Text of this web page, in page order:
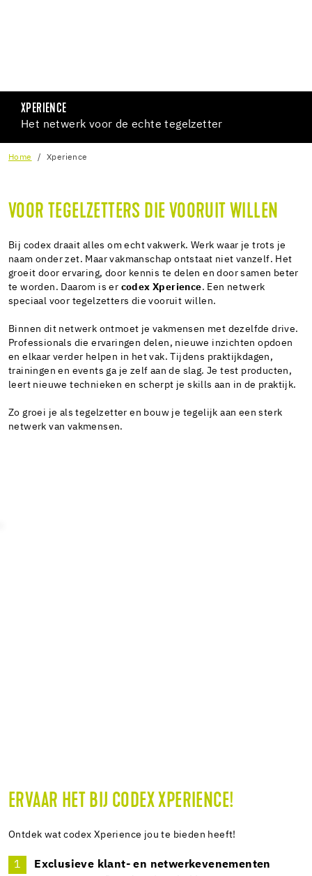
XPERIENCE
Het netwerk voor de echte tegelzetter
Home Xperience
VOOR TEGELZETTERS DIE VOORUIT WILLEN
Bij codex draait alles om echt vakwerk. Werk waar je trots je
naam onder zet. Maar vakmanschap ontstaat niet vanzelf. Het
groeit door ervaring, door kennis te delen en door samen beter
te worden. Daarom is er codex Xperience. Een netwerk
speciaal voor tegelzetters die vooruit willen.
Binnen dit netwerk ontmoet je vakmensen met dezelfde drive.
Professionals die ervaringen delen, nieuwe inzichten opdoen
en elkaar verder helpen in het vak. Tijdens praktijkdagen,
trainingen en events ga je zelf aan de slag. Je test producten,
leert nieuwe technieken en scherpt je skills aan in de praktijk.
Zo groei je als tegelzetter en bouw je tegelijk aan een sterk
netwerk van vakmensen.
ERVAAR HET BIJ CODEX XPERIENCE!
Ontdek wat codex Xperience jou te bieden heeft!
Exclusieve klant- en netwerkevenementen